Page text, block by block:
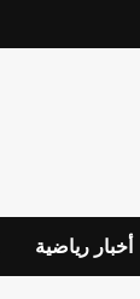
أخبار رياضية